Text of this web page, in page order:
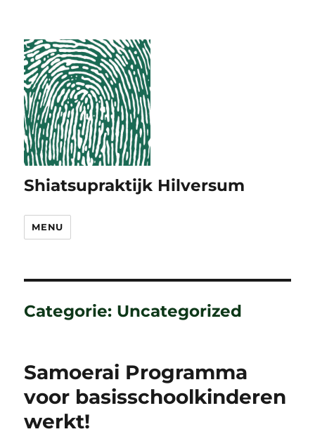
Shiatsupraktijk Hilversum
MENU
Categorie: Uncategorized
Samoerai Programma
voor basisschoolkinderen
werkt!